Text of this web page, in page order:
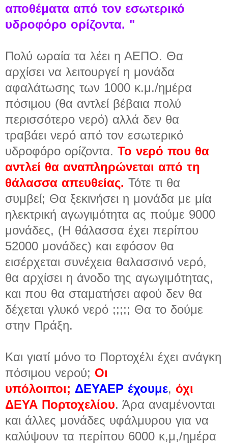
αποθέματα από τον εσωτερικό
υδροφόρο ορίζοντα. "
Πολύ ωραία τα λέει η ΑΕΠΟ. Θα
αρχίσει να λειτουργεί η μονάδα
αφαλάτωσης των 1000 κ.μ./ημέρα
πόσιμου (θα αντλεί βέβαια πολύ
περισσότερο νερό) αλλά δεν θα
τραβάει νερό από τον εσωτερικό
υδροφόρο ορίζοντα. Το νερό που θα
αντλεί θα αναπληρώνεται από τη
θάλασσα απευθείας. Τότε τι θα
συμβεί; Θα ξεκινήσει η μονάδα με μία
ηλεκτρική αγωγιμότητα ας πούμε 9000
μονάδες, (Η θάλασσα έχει περίπου
52000 μονάδες) και εφόσον θα
εισέρχεται συνέχεια θαλασσινό νερό,
θα αρχίσει η άνοδο της αγωγιμότητας,
και που θα σταματήσει αφού δεν θα
δέχεται γλυκό νερό ;;;;; Θα το δούμε
στην Πράξη.
Και γιατί μόνο το Πορτοχέλι έχει ανάγκη
πόσιμου νερού; Οι
υπόλοιποι; ΔΕΥΑΕΡ έχουμε, όχι
ΔΕΥΑ Πορτοχελίου. Άρα αναμένονται
και άλλες μονάδες υφάλμυρου για να
καλύψουν τα περίπου 6000 κ,μ,/ημέρα